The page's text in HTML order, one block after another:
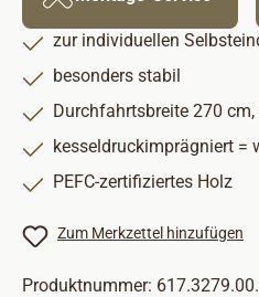
zur individuellen
besonders stabil
Durchfahrtsbreite 270
kesseldruckimprägniert =
PEFC-zertifiziertes Holz
Zum Merkzettel hinzufügen
Produktnummer: